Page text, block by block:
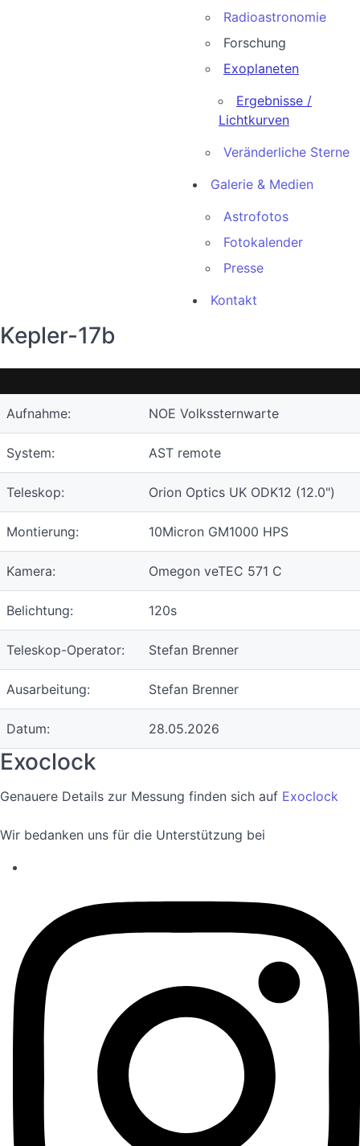
Radioastronomie
Forschung
Exoplaneten
Ergebnisse /
Lichtkurven
Veränderliche Sterne
Galerie & Medien
Astrofotos
Fotokalender
Presse
Kontakt
Kepler-17b
Aufnahme: NOE Volkssternwarte
System: AST remote
Teleskop: Orion Optics UK ODK12 (12.0")
Montierung: 10Micron GM1000 HPS
Kamera: Omegon veTEC 571 C
Belichtung: 120s
Teleskop-Operator: Stefan Brenner
Ausarbeitung: Stefan Brenner
Datum: 28.05.2026
Exoclock
Genauere Details zur Messung finden sich auf Exoclock
Wir bedanken uns für die Unterstützung bei